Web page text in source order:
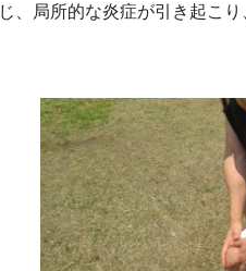
、局所的な炎症が引き起こり